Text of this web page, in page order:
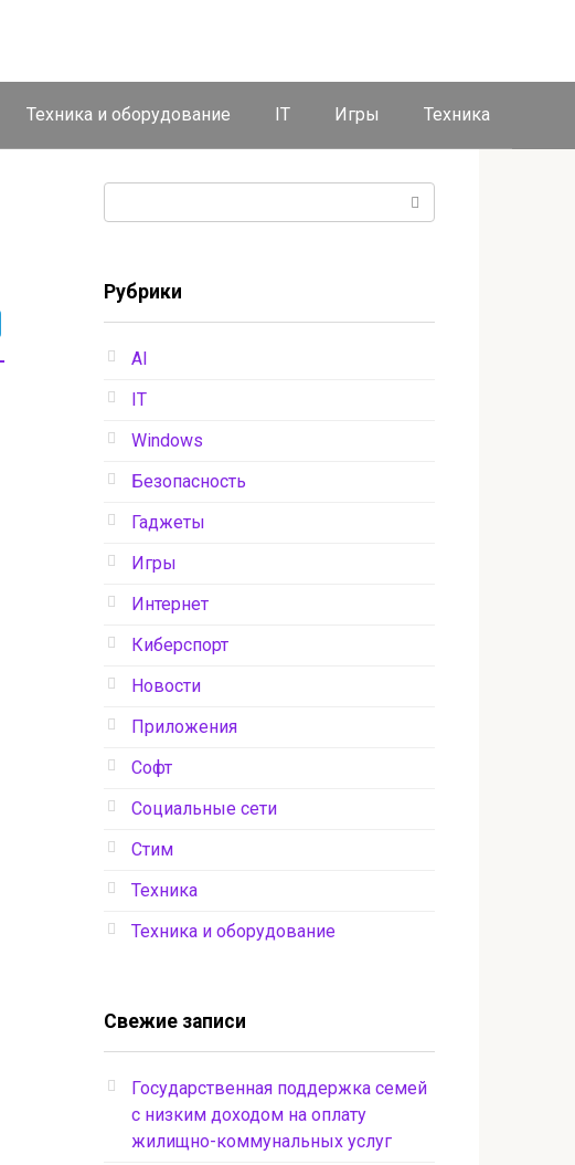
Техника и оборудование IT Игры Техника
Рубрики
AI
IT
Windows
Безопасность
Гаджеты
Игры
Интернет
Киберспорт
Новости
Приложения
Софт
Социальные сети
Стим
Техника
Техника и оборудование
Свежие записи
Государственная поддержка семей
с низким доходом на оплату
жилищно-коммунальных услуг